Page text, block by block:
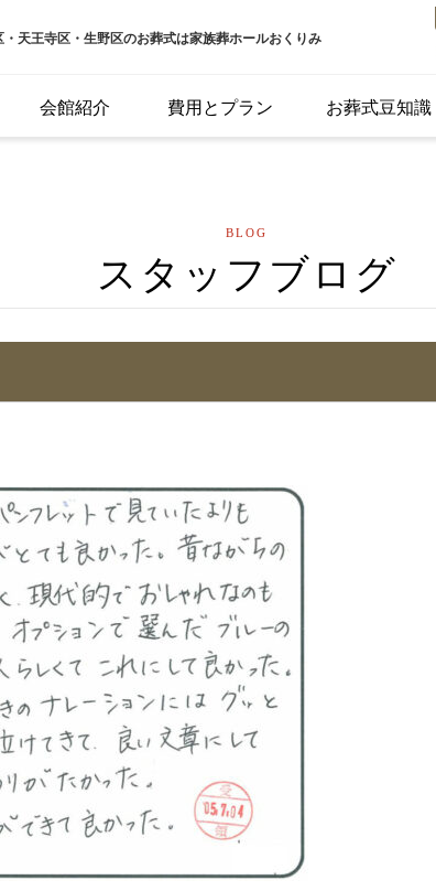
天王寺区・生野区のお葬式は家族葬ホールおくりみ
会館紹介 費用とプラン お葬式豆知識
BLOG
スタッフブログ